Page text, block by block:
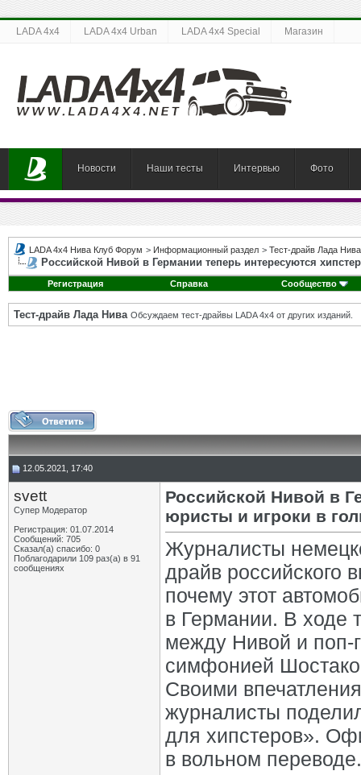
LADA 4x4 LADA 4x4 Urban LADA 4x4 Special Магазин
Новости Наши тесты Интервью Фото
LADA 4x4 Нива Клуб Форум > Информационный раздел > Тест-драйв Лада Нива
Российской Нивой в Германии теперь интересуются
Регистрация Справка Сообщество
Тест-драйв Лада Нива Обсуждаем тест-драйвы LADA 4x4 от других изданий.
12.05.2021, 17:40
svett
Супер Модератор
Регистрация: 01.07.2014
Сообщений: 705
Сказал(а) спасибо: 0
Поблагодарили 109 раз(а) в 91
сообщениях
Российской Нивой в
юристы и игроки в
Журналисты
драйв российского
почему этот
в Германии. В ходе
между Нивой и поп-
симфонией
Своими
журналисты
для хипстеров».
в вольном переводе.